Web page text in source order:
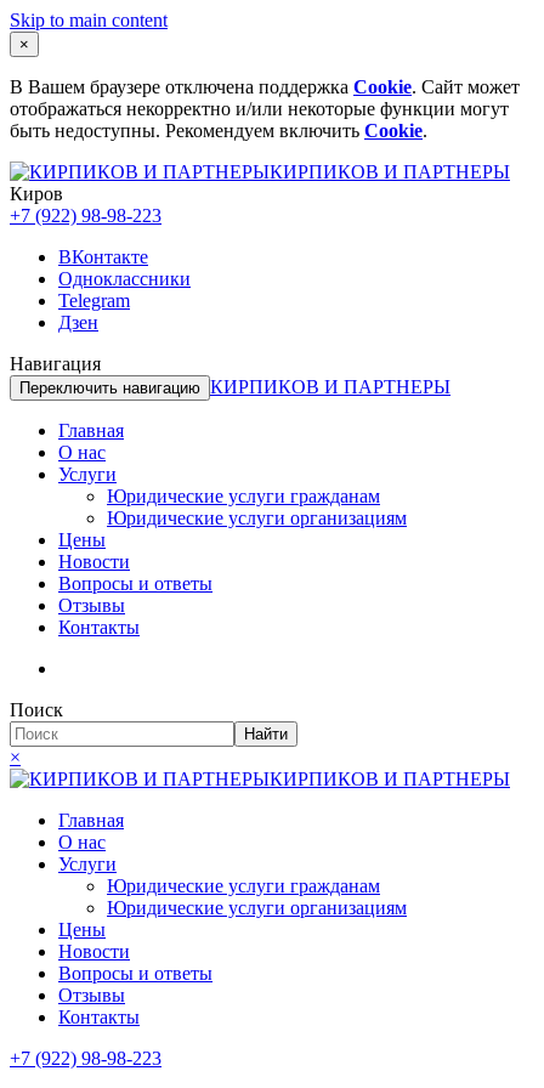
Skip to main content
×
В Вашем браузере отключена поддержка Cookie. Сайт может
отображаться некорректно и/или некоторые функции могут
быть недоступны. Рекомендуем включить Cookie.
КИРПИКОВ И ПАРТНЕРЫ
Киров
+7 (922) 98-98-223
ВКонтакте
Одноклассники
Telegram
Дзен
Навигация
Переключить навигацию КИРПИКОВ И ПАРТНЕРЫ
Главная
О нас
Услуги
Юридические услуги гражданам
Юридические услуги организациям
Цены
Новости
Вопросы и ответы
Отзывы
Контакты
Поиск
Найти
×
КИРПИКОВ И ПАРТНЕРЫ
Главная
О нас
Услуги
Юридические услуги гражданам
Юридические услуги организациям
Цены
Новости
Вопросы и ответы
Отзывы
Контакты
+7 (922) 98-98-223